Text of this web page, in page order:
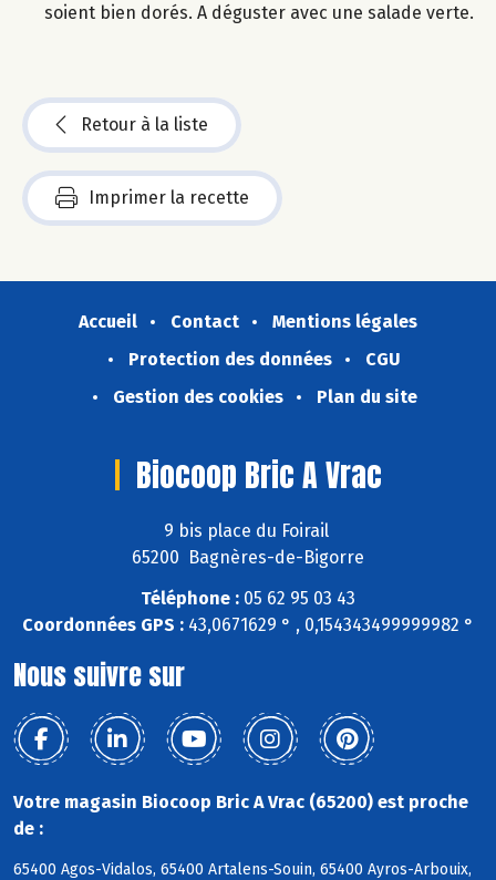
soient bien dorés. A déguster avec une salade verte.
Retour à la liste
Imprimer la recette
Accueil Contact
Mentions légales
Protection des données
CGU
Gestion des cookies
Plan du site
Biocoop Bric A Vrac
9 bis place du Foirail
65200 Bagnères-de-Bigorre
Téléphone : 05 62 95 03 43
Coordonnées GPS : 43,0671629 ° , 0,154343499999982 °
Nous suivre sur
Votre magasin Biocoop Bric A Vrac (65200) est proche
de :
65400 Agos-Vidalos, 65400 Artalens-Souin, 65400 Ayros-Arbouix,